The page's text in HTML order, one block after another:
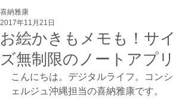
お絵かきもメモも！サイ
ズ無制限のノートアプリ
喜納雅康
2017年11月21日
こんにちは。デジタルライフ。コンシ
ェルジュ沖縄担当の喜納雅康です。